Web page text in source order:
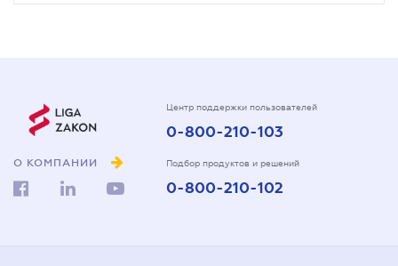
О КОМПАНИИ
Центр поддержки пользователей
0-800-210-103
Подбор продуктов и решений
0-800-210-102